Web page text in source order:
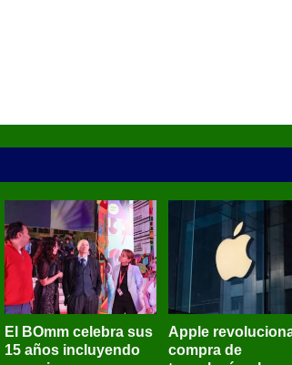
El BOmm celebra sus
15 años incluyendo
Apple
compra de